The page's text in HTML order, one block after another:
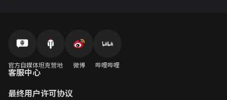
官方自媒体坦克营地 微博 哔哩哔哩
客服中心
最终用户许可协议